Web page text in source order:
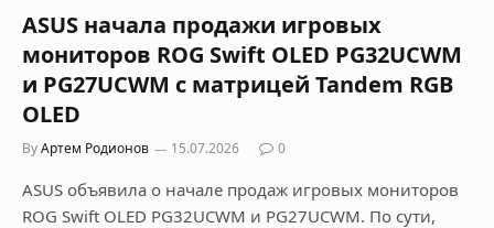
ASUS начала продажи игровых
мониторов ROG Swift OLED PG32UCWM
и PG27UCWM с матрицей Tandem RGB
OLED
ByАртем Родионов 15.07.2026 0
ASUS объявила о начале продаж игровых мониторов
ROG Swift OLED PG32UCWM и PG27UCWM. По сути,